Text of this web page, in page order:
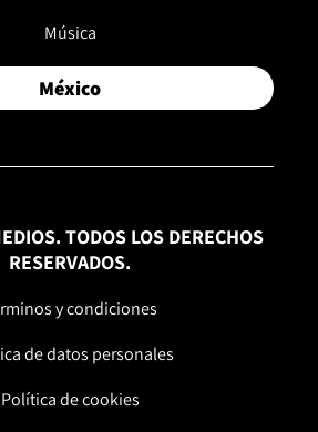
Música
México
TODOS LOS DERECHOS
RESERVADOS.
y condiciones
de datos personales
Política de cookies